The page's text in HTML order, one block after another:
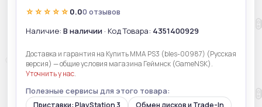
☆☆☆☆☆ 0.00 отзывов
Наличие: В наличии · Код Товара: 4351400929
Доставка и гарантия на Купить MMA PS3 (bles-00987) (Русская
версия) — общие условия магазина Геймнск (GameNSK).
Уточнить у нас.
Полезные сервисы для этого товара:
Приставки: PlayStation 3 Обмен дисков и Trade-In